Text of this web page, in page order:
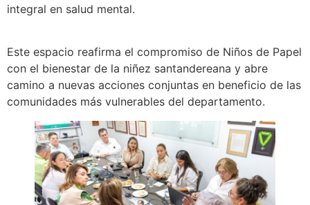
integral en salud mental.
Este espacio reafirma el compromiso de Niños de Papel
con el bienestar de la niñez santandereana y abre
camino a nuevas acciones conjuntas en beneficio de las
comunidades más vulnerables del departamento.